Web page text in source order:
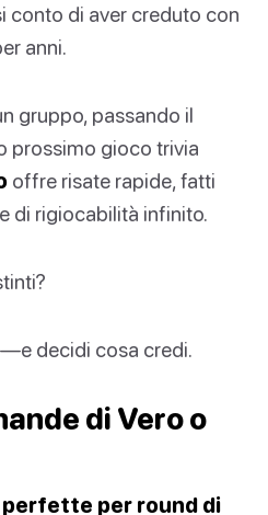
di aver creduto con
anni.
gruppo, passando il
prossimo gioco trivia
offre risate rapide, fatti
di rigiocabilità infinito.
decidi cosa credi.
di Vero o
per round di